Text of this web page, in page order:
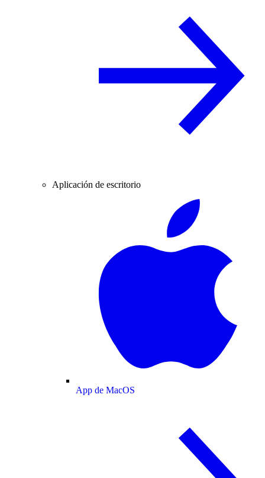
Aplicación de escritorio
App de MacOS